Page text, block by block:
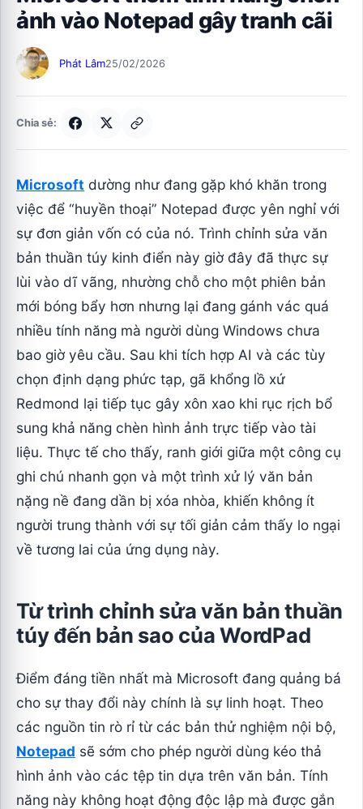
ảnh vào Notepad gây tranh cãi
Phát Lâm25/02/2026
Chia sẻ:
Microsoft dường như đang gặp khó khăn trong
việc để “huyền thoại” Notepad được yên nghỉ với
sự đơn giản vốn có của nó. Trình chỉnh sửa văn
bản thuần túy kinh điển này giờ đây đã thực sự
lùi vào dĩ vãng, nhường chỗ cho một phiên bản
mới bóng bẩy hơn nhưng lại đang gánh vác quá
nhiều tính năng mà người dùng Windows chưa
bao giờ yêu cầu. Sau khi tích hợp AI và các tùy
chọn định dạng phức tạp, gã khổng lồ xứ
Redmond lại tiếp tục gây xôn xao khi rục rịch bổ
sung khả năng chèn hình ảnh trực tiếp vào tài
liệu. Thực tế cho thấy, ranh giới giữa một công cụ
ghi chú nhanh gọn và một trình xử lý văn bản
nặng nề đang dần bị xóa nhòa, khiến không ít
người trung thành với sự tối giản cảm thấy lo ngại
về tương lai của ứng dụng này.
Từ trình chỉnh sửa văn bản thuần
túy đến bản sao của WordPad
Điểm đáng tiền nhất mà Microsoft đang quảng bá
cho sự thay đổi này chính là sự linh hoạt. Theo
các nguồn tin rò rỉ từ các bản thử nghiệm nội bộ,
Notepad sẽ sớm cho phép người dùng kéo thả
hình ảnh vào các tệp tin dựa trên văn bản. Tính
năng này không hoạt động độc lập mà được gắn